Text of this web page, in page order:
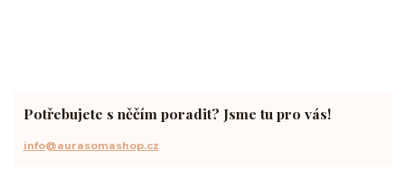
Potřebujete s něčím poradit? Jsme tu pro vás!
info@aurasomashop.cz